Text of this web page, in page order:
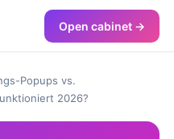
Open cabinet →
Popups vs.
2026?